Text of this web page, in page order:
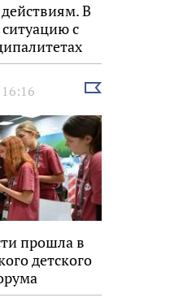
В
с
Выбрать
прошла в
детского